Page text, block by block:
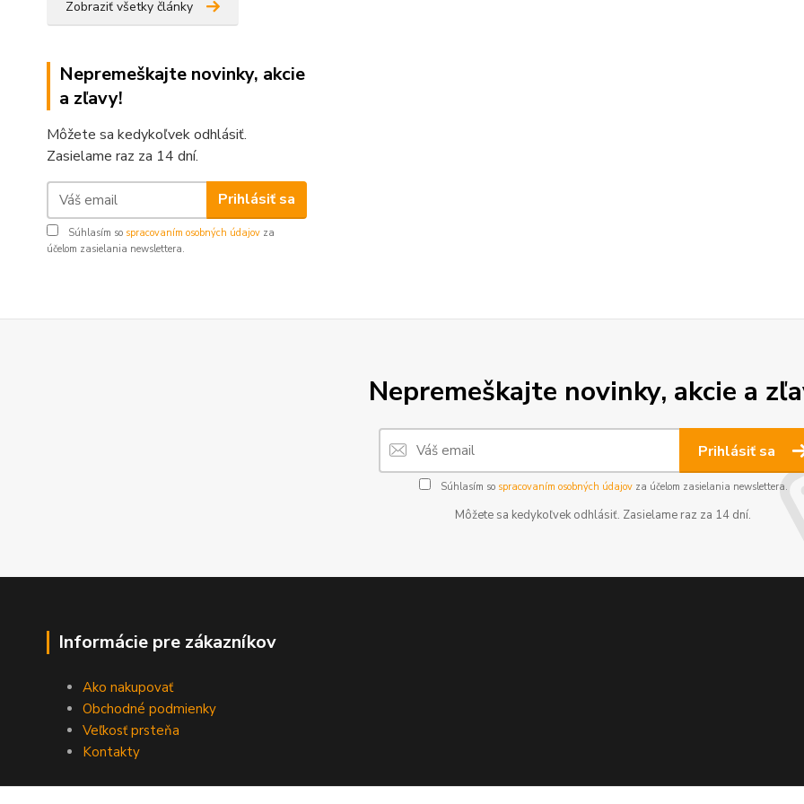
Zobraziť všetky články
Nepremeškajte novinky, akcie
a zľavy!
Môžete sa kedykoľvek odhlásiť.
Zasielame raz za 14 dní.
Prihlásiť sa
Súhlasím so spracovaním osobných údajov za
účelom zasielania newslettera.
Nepremeškajte novinky, akcie a
Prihlásiť sa
Súhlasím so spracovaním osobných údajovza účelom zasielania newslettera.
Môžete sa kedykoľvek odhlásiť. Zasielame raz za 14 dní.
Informácie pre zákazníkov
Ako nakupovať
Obchodné podmienky
Veľkosť prsteňa
Kontakty